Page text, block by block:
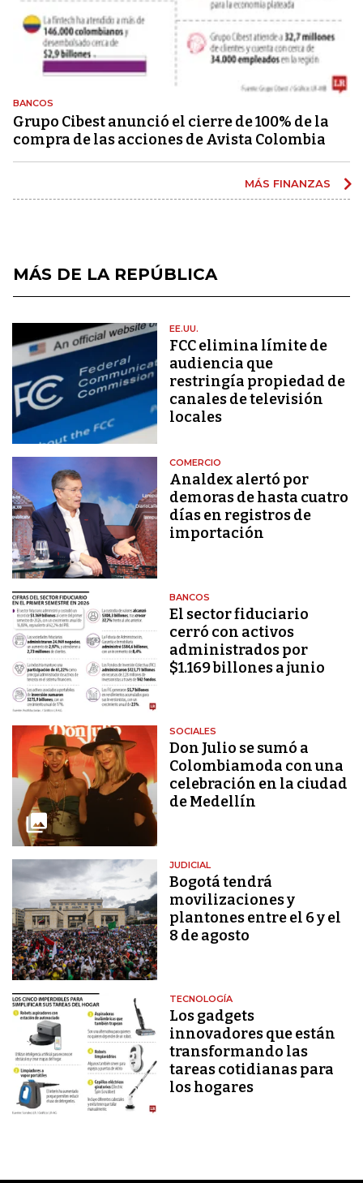
BANCOS
Grupo Cibest anunció el cierre de 100% de la
compra de las acciones de Avista Colombia
MÁS FINANZAS
MÁS DE LA REPÚBLICA
EE.UU.
FCC elimina límite de
audiencia que
restringía propiedad de
canales de televisión
locales
COMERCIO
Analdex alertó por
demoras de hasta cuatro
días en registros de
importación
BANCOS
El sector fiduciario
cerró con activos
administrados por
$1.169 billones a junio
SOCIALES
Don Julio se sumó a
Colombiamoda con una
celebración en la ciudad
de Medellín
JUDICIAL
Bogotá tendrá
movilizaciones y
plantones entre el 6 y el
8 de agosto
TECNOLOGÍA
Los gadgets
innovadores que están
transformando las
tareas cotidianas para
los hogares